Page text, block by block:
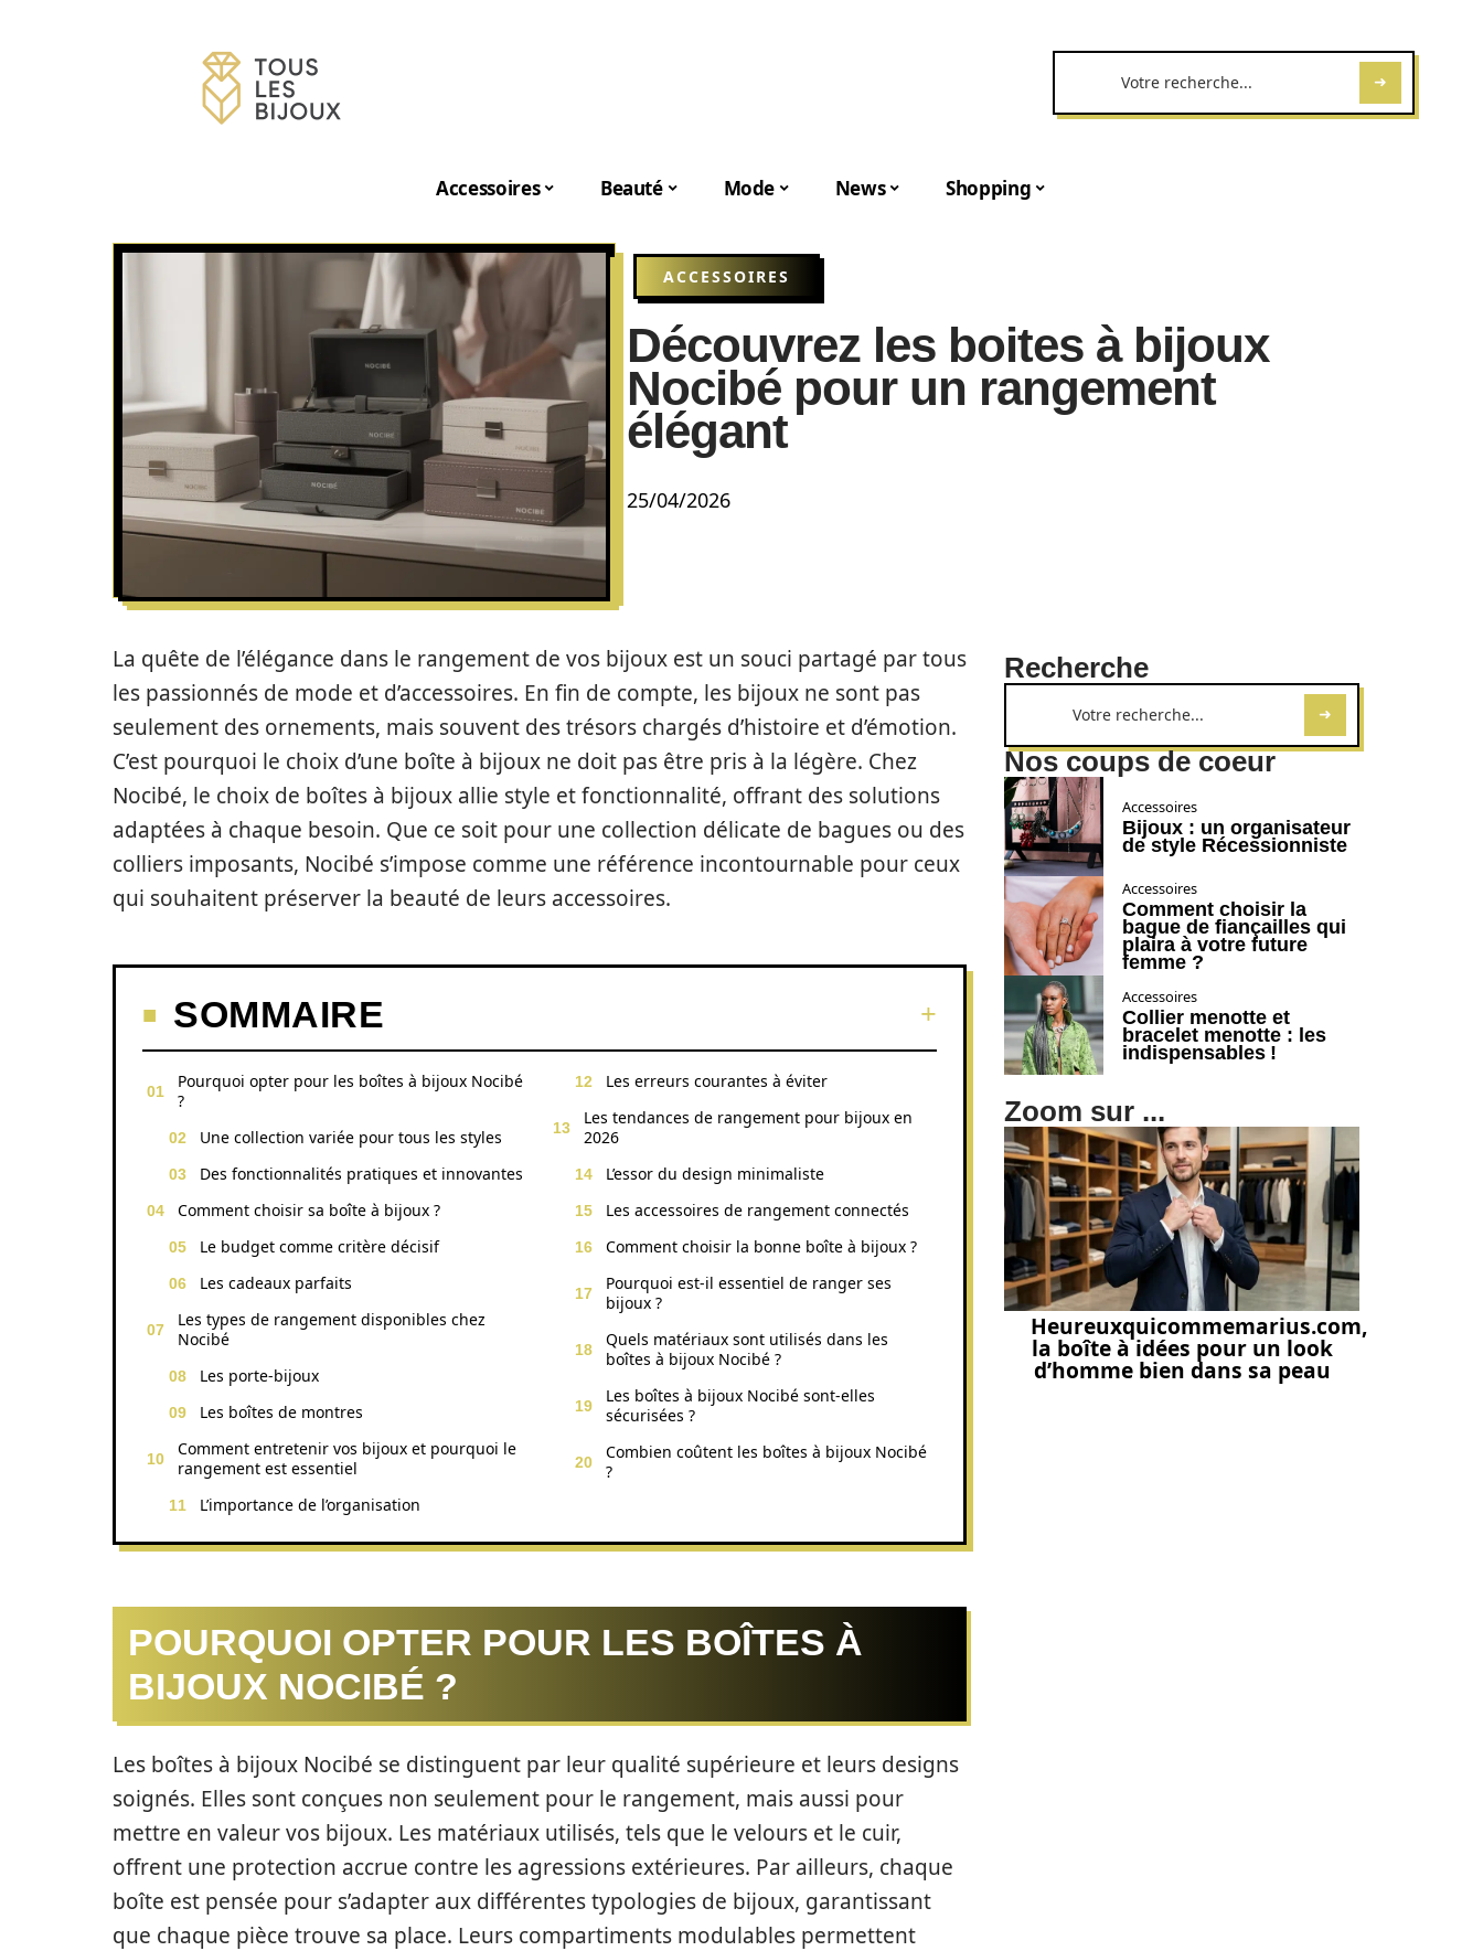
Accessoires Beauté Mode News Shopping
ACCESSOIRES
Découvrez les boites à bijoux
Nocibé pour un rangement
élégant
25/04/2026
La quête de l’élégance dans le rangement de vos bijoux est un souci partagé par tous
les passionnés de mode et d’accessoires. En fin de compte, les bijoux ne sont pas
seulement des ornements, mais souvent des trésors chargés d’histoire et d’émotion.
C’est pourquoi le choix d’une boîte à bijoux ne doit pas être pris à la légère. Chez
Nocibé, le choix de boîtes à bijoux allie style et fonctionnalité, offrant des solutions
adaptées à chaque besoin. Que ce soit pour une collection délicate de bagues ou des
colliers imposants, Nocibé s’impose comme une référence incontournable pour ceux
qui souhaitent préserver la beauté de leurs accessoires.
SOMMAIRE
Pourquoi opter pour les boîtes à bijoux Nocibé
?
Une collection variée pour tous les styles
Des fonctionnalités pratiques et innovantes
Comment choisir sa boîte à bijoux ?
Le budget comme critère décisif
Les cadeaux parfaits
Les types de rangement disponibles chez
Nocibé
Les porte-bijoux
Les boîtes de montres
Comment entretenir vos bijoux et pourquoi le
rangement est essentiel
L’importance de l’organisation
Les erreurs courantes à éviter
Les tendances de rangement pour bijoux en
2026
L’essor du design minimaliste
Les accessoires de rangement connectés
Comment choisir la bonne boîte à bijoux ?
Pourquoi est-il essentiel de ranger ses
bijoux ?
Quels matériaux sont utilisés dans les
boîtes à bijoux Nocibé ?
Les boîtes à bijoux Nocibé sont-elles
sécurisées ?
Combien coûtent les boîtes à bijoux Nocibé
?
POURQUOI OPTER POUR LES BOÎTES À
BIJOUX NOCIBÉ ?
Les boîtes à bijoux Nocibé se distinguent par leur qualité supérieure et leurs designs
soignés. Elles sont conçues non seulement pour le rangement, mais aussi pour
mettre en valeur vos bijoux. Les matériaux utilisés, tels que le velours et le cuir,
offrent une protection accrue contre les agressions extérieures. Par ailleurs, chaque
boîte est pensée pour s’adapter aux différentes typologies de bijoux, garantissant
que chaque pièce trouve sa place. Leurs compartiments modulables permettent
Recherche
Nos coups de coeur
Accessoires
Bijoux : un organisateur
de style Récessionniste
Accessoires
Comment choisir la
bague de fiançailles qui
plaira à votre future
femme ?
Accessoires
Collier menotte et
bracelet menotte : les
indispensables !
Zoom sur ...
Heureuxquicommemarius.com,
la boîte à idées pour un look
d’homme bien dans sa peau